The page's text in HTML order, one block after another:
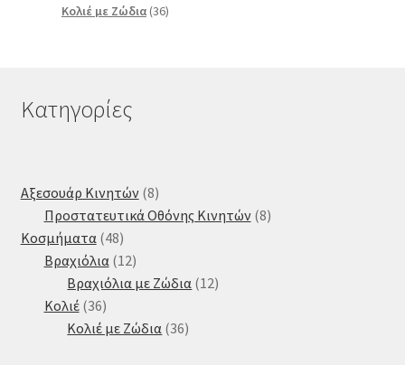
προϊόντα
Κολιέ με Ζώδια 3636
Κατηγορίες
Αξεσουάρ Κινητών 88
προϊόντα
Προστατευτικά Οθόνης Κινητών 88
Κοσμήματα 4848
προϊόντα
Βραχιόλια 1212
προϊόντα
Βραχιόλια με Ζώδια 1212
Κολιέ 3636
προϊόντα
Κολιέ με Ζώδια 3636